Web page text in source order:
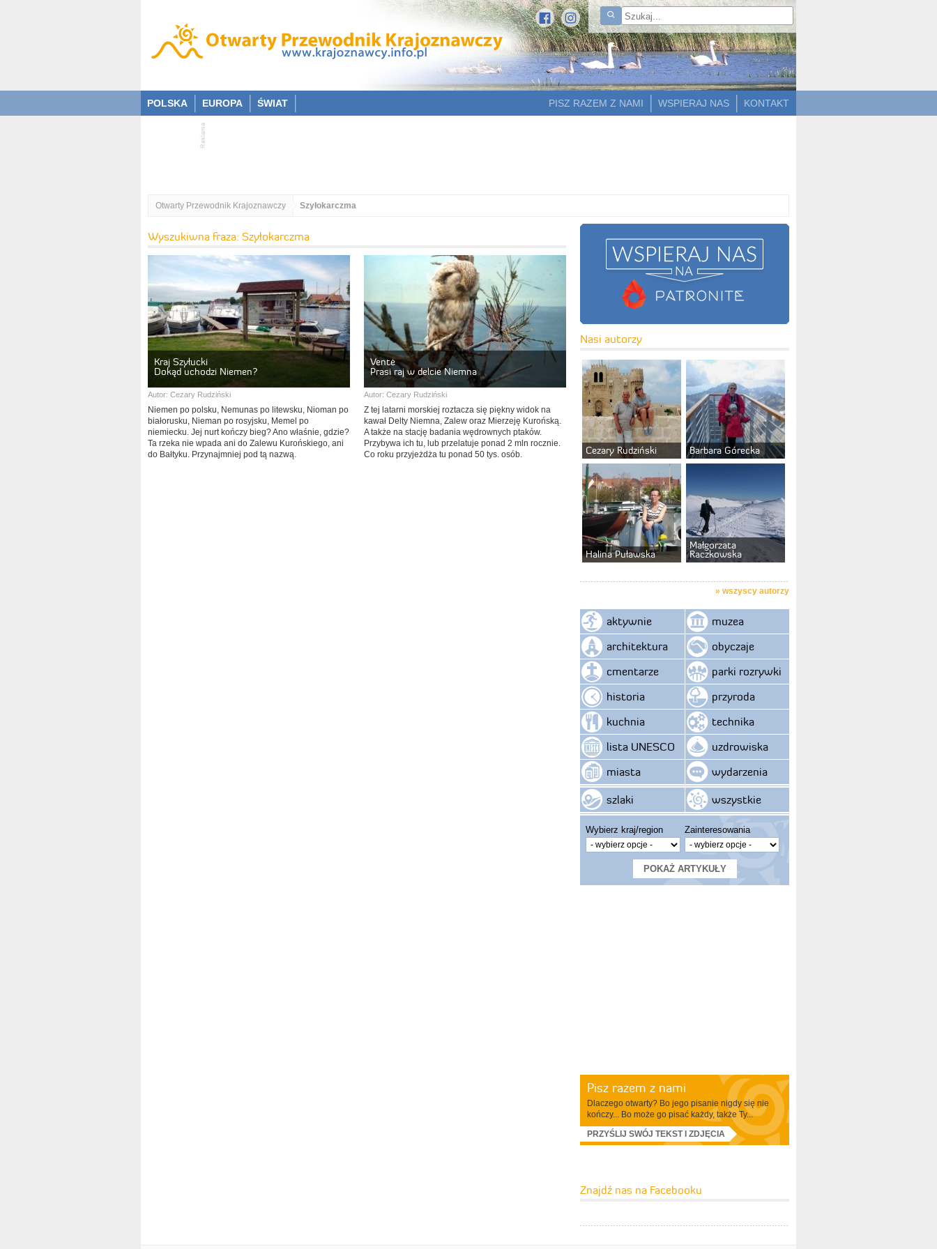
POLSKA EUROPA ŚWIAT KONTAKT
WSPIERAJ NAS
PISZ RAZEM Z NAMI
Otwarty Przewodnik Krajoznawczy Szyłokarczma
Wyszukiwna fraza: Szyłokarczma
Kraj Szyłucki
Dokąd uchodzi Niemen?
Autor: Cezary Rudziński
Niemen po polsku, Nemunas po litewsku, Nioman po
białorusku, Nieman po rosyjsku, Memel po
niemiecku. Jej nurt kończy bieg? Ano właśnie, gdzie?
Ta rzeka nie wpada ani do Zalewu Kurońskiego, ani
do Bałtyku. Przynajmniej pod tą nazwą.
Ventė
Prasi raj w delcie Niemna
Autor: Cezary Rudziński
Z tej latarni morskiej roztacza się piękny widok na
kawał Delty Niemna, Zalew oraz Mierzeję Kurońską.
A także na stację badania wędrownych ptaków.
Przybywa ich tu, lub przelatuje ponad 2 mln rocznie.
Co roku przyjeżdża tu ponad 50 tys. osób.
Nasi autorzy
Cezary Rudziński Barbara Górecka
Halina Puławska
Małgorzata
Raczkowska
» wszyscy autorzy
aktywnie
architektura
cmentarze
historia
kuchnia
lista UNESCO
miasta
szlaki
muzea
obyczaje
parki rozrywki
przyroda
technika
uzdrowiska
wydarzenia
wszystkie
Wybierz kraj/region Zainteresowania
Pisz razem z nami
Dlaczego otwarty? Bo jego pisanie nigdy się nie
kończy... Bo może go pisać każdy, także Ty...
PRZYŚLIJ SWÓJ TEKST I ZDJĘCIA
Znajdź nas na Facebooku